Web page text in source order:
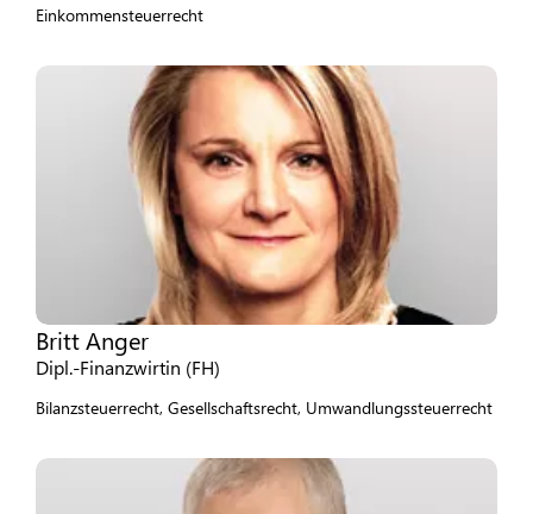
Einkommensteuerrecht
Britt Anger
Dipl.-Finanzwirtin (FH)
Bilanzsteuerrecht, Gesellschaftsrecht, Umwandlungssteuerrecht